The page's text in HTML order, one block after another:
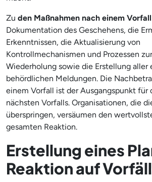
Zu den Maßnahmen nach einem Vorfall
Dokumentation des Geschehens, die
Erkenntnissen, die Aktualisierung von
Kontrollmechanismen und Prozessen
Wiederholung sowie die Erstellung aller
behördlichen Meldungen. Die
einem Vorfall ist der Ausgangspunkt für
nächsten Vorfalls. Organisationen, die
überspringen, versäumen den
gesamten Reaktion.
Erstellung eines
Reaktion auf